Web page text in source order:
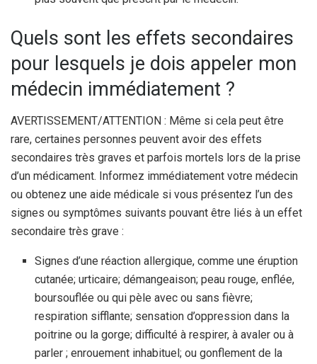
Quels sont les effets secondaires
pour lesquels je dois appeler mon
médecin immédiatement ?
AVERTISSEMENT/ATTENTION : Même si cela peut être
rare, certaines personnes peuvent avoir des effets
secondaires très graves et parfois mortels lors de la prise
d’un médicament. Informez immédiatement votre médecin
ou obtenez une aide médicale si vous présentez l’un des
signes ou symptômes suivants pouvant être liés à un effet
secondaire très grave :
Signes d’une réaction allergique, comme une éruption
cutanée; urticaire; démangeaison; peau rouge, enflée,
boursouflée ou qui pèle avec ou sans fièvre;
respiration sifflante; sensation d’oppression dans la
poitrine ou la gorge; difficulté à respirer, à avaler ou à
parler ; enrouement inhabituel; ou gonflement de la